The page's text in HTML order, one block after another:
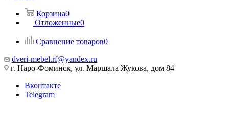
Корзина0
Отложенные0
Сравнение товаров0
dveri-mebel.rf@yandex.ru
г. Наро-Фоминск, ул. Маршала Жукова, дом 84
Вконтакте
Telegram